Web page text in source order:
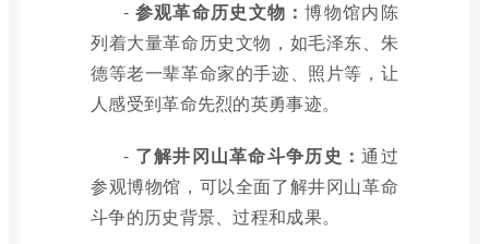
- 参观革命历史文物：博物馆内陈
列着大量革命历史文物，如毛泽东、朱
德等老一辈革命家的手迹、照片等，让
人感受到革命先烈的英勇事迹。
- 了解井冈山革命斗争历史：通过
参观博物馆，可以全面了解井冈山革命
斗争的历史背景、过程和成果。